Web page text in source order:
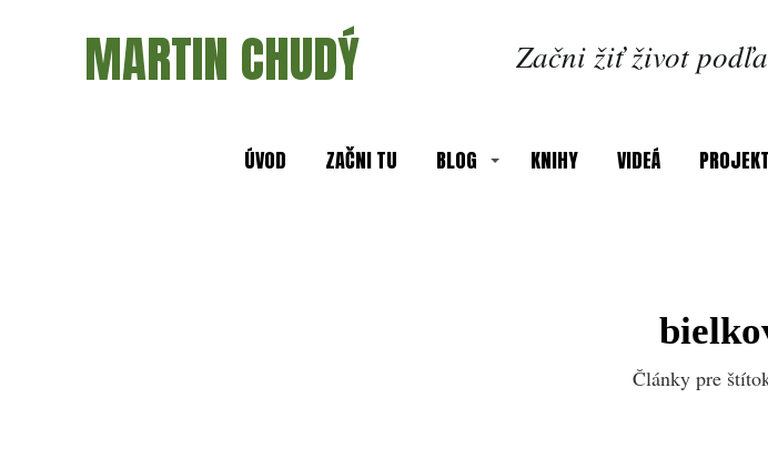
MARTIN CHUDÝ Začni žiť život
ÚVOD ZAČNI TU BLOG KNIHY VIDEÁ
Články pre